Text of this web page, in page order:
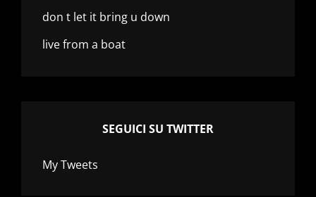
don t let it bring u down
live from a boat
SEGUICI SU TWITTER
My Tweets